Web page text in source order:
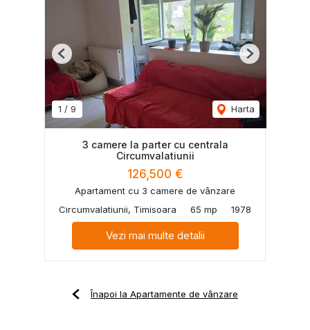
1 / 9 Harta
Previous Next
3 camere la parter cu centrala
Circumvalatiunii
126,500 €
Apartament cu 3 camere de vânzare
Circumvalatiunii, Timisoara
65 mp 1978
Vezi mai multe detalii
Înapoi la Apartamente de vânzare